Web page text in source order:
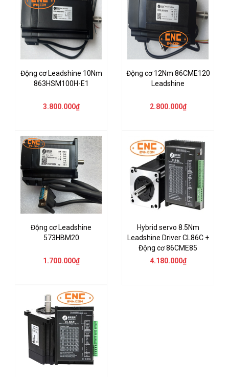
Động cơ Leadshine 10Nm
863HSM100H-E1
3.800.000₫
Động cơ 12Nm 86CME120
Leadshine
2.800.000₫
Động cơ Leadshine
573HBM20
1.700.000₫
Hybrid servo 8.5Nm
Leadshine Driver CL86C +
Động cơ 86CME85
4.180.000₫